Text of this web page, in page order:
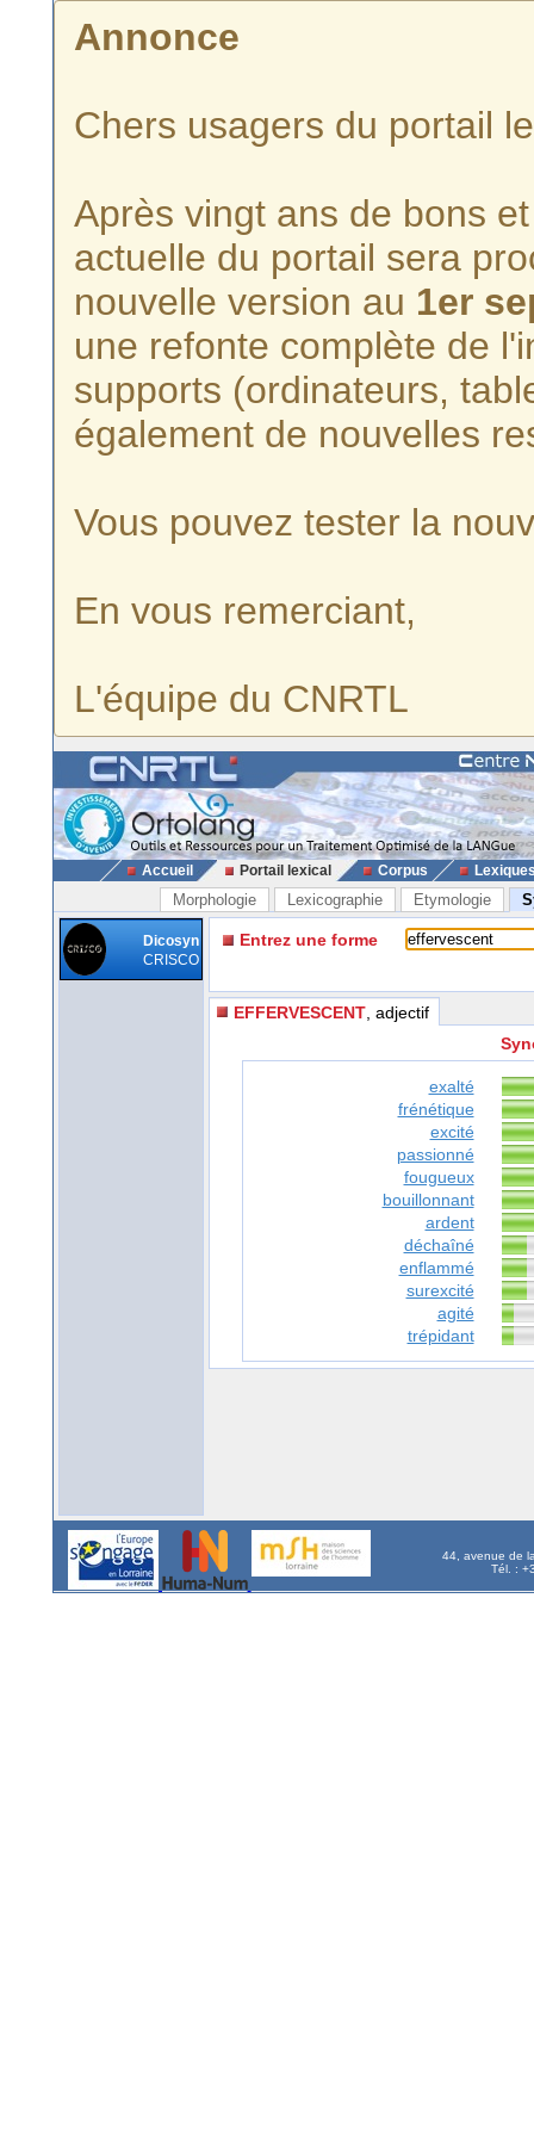
Annonce
Chers usagers du portail
Après vingt ans de bons
actuelle du portail sera
nouvelle version au 1er
une refonte complète de
supports (ordinateurs,
également de nouvelles
Vous pouvez tester la
En vous remerciant,
L'équipe du CNRTL
Accueil Portail lexical Corpus
Morphologie Lexicographie Etymologie
Dicosyn
CRISCO
Entrez une forme
EFFERVESCENT , adjectif
exalté
frénétique
excité
passionné
fougueux
bouillonnant
ardent
déchaîné
enflammé
surexcité
agité
trépidant
44, avenue de
Tél. :